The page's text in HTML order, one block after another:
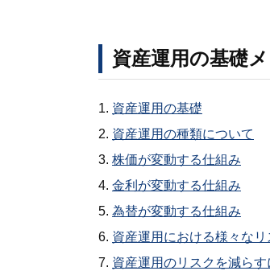
資産運用の基礎
資産運用の基礎
資産運用の種類について
株価が変動する仕組み
金利が変動する仕組み
為替が変動する仕組み
資産運用における様々なリ
資産運用のリスクを減らす